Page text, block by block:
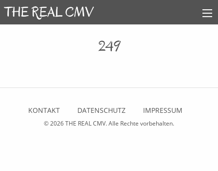
249
KONTAKT DATENSCHUTZ IMPRESSUM
© 2026THE REAL CMV. Alle Rechte vorbehalten.